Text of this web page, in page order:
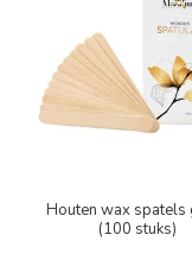
Houten wax spatels
(100 stuks)